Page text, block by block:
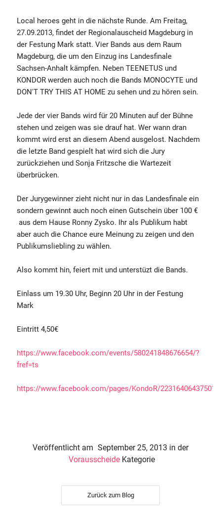
Local heroes geht in die nächste Runde. Am Freitag,
27.09.2013, findet der Regionalauscheid Magdeburg in
der Festung Mark statt. Vier Bands aus dem Raum
Magdeburg, die um den Einzug ins Landesfinale
Sachsen-Anhalt kämpfen. Neben TEENETUS und
KONDOR werden auch noch die Bands MONOCYTE und
DON'T TRY THIS AT HOME zu sehen und zu hören sein.
Jede der vier Bands wird für 20 Minuten auf der Bühne
stehen und zeigen was sie drauf hat. Wer wann dran
kommt wird erst an diesem Abend ausgelost. Nachdem
die letzte Band gespielt hat wird sich die Jury
zurückziehen und Sonja Fritzsche die Wartezeit
überbrücken.
Der Jurygewinner zieht nicht nur in das Landesfinale ein
sondern gewinnt auch noch einen Gutschein über 100 €
aus dem Hause Ronny Zysko. Ihr als Publikum habt
aber auch die Chance eure Meinung zu zeigen und den
Publikumsliebling zu wählen.
Also kommt hin, feiert mit und unterstüzt die Bands.
Einlass um 19.30 Uhr, Beginn 20 Uhr in der Festung
Mark
Eintritt 4,50€
https://www.facebook.com/events/580241848676654/?
fref=ts
https://www.facebook.com/pages/KondoR/223164064375014
Veröffentlicht am September 25, 2013 in der
Vorausscheide Kategorie
Zurück zum Blog